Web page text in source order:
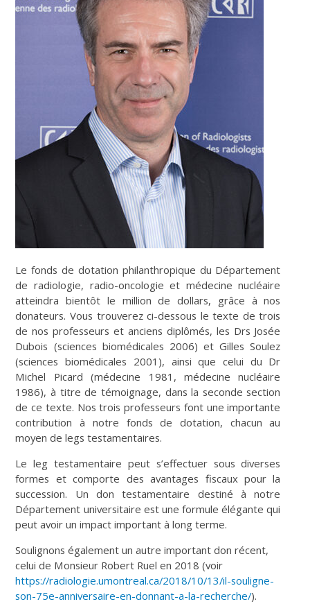
Le fonds de dotation philanthropique du Département
de radiologie, radio-oncologie et médecine nucléaire
atteindra bientôt le million de dollars, grâce à nos
donateurs. Vous trouverez ci-dessous le texte de trois
de nos professeurs et anciens diplômés, les Drs Josée
Dubois (sciences biomédicales 2006) et Gilles Soulez
(sciences biomédicales 2001), ainsi que celui du Dr
Michel Picard (médecine 1981, médecine nucléaire
1986), à titre de témoignage, dans la seconde section
de ce texte. Nos trois professeurs font une importante
contribution à notre fonds de dotation, chacun au
moyen de legs testamentaires.
Le leg testamentaire peut s’effectuer sous diverses
formes et comporte des avantages fiscaux pour la
succession. Un don testamentaire destiné à notre
Département universitaire est une formule élégante qui
peut avoir un impact important à long terme.
Soulignons également un autre important don récent,
celui de Monsieur Robert Ruel en 2018 (voir
https://radiologie.umontreal.ca/2018/10/13/il-souligne-
son-75e-anniversaire-en-donnant-a-la-recherche/).